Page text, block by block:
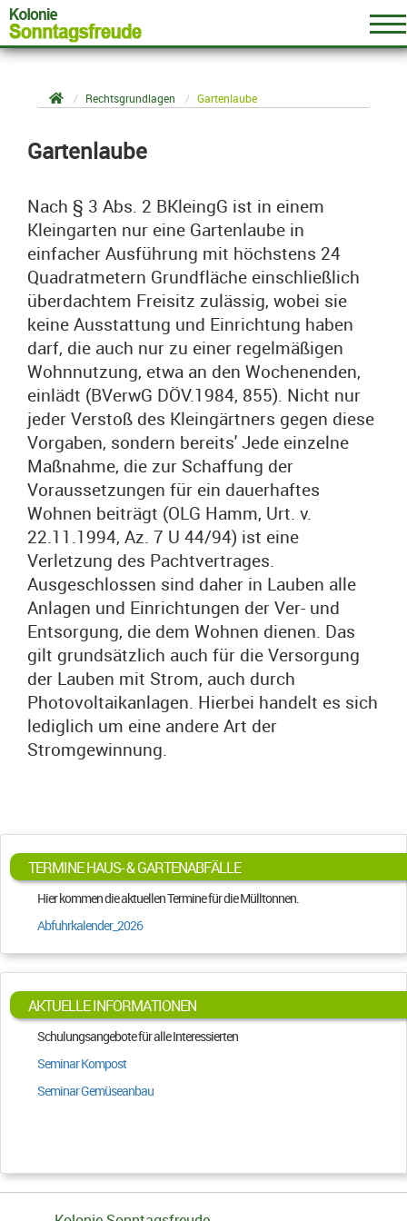
Pflicht des Kleingärtners zur kleingärtnerischen Nutzung
Kündigung durch Verpächter oder Pächter
KGA Sonntagsfreude
info@sonntagsfreude.de
vCard speichern
Rechtsgrundlagen Gartenlaube
Gartenlaube
Nach § 3 Abs. 2 BKleingG ist in einem
Kleingarten nur eine Gartenlaube in
einfacher Ausführung mit höchstens 24
Quadratmetern Grundfläche einschließlich
überdachtem Freisitz zulässig, wobei sie
keine Ausstattung und Einrichtung haben
darf, die auch nur zu einer regelmäßigen
Wohnnutzung, etwa an den Wochenenden,
einlädt (BVerwG DÖV.1984, 855). Nicht nur
jeder Verstoß des Kleingärtners gegen diese
Vorgaben, sondern bereits' Jede einzelne
Maßnahme, die zur Schaffung der
Voraussetzungen für ein dauerhaftes
Wohnen beiträgt (OLG Hamm, Urt. v.
22.11.1994, Az. 7 U 44/94) ist eine
Verletzung des Pachtvertrages.
Ausgeschlossen sind daher in Lauben alle
Anlagen und Einrichtungen der Ver- und
Entsorgung, die dem Wohnen dienen. Das
gilt grundsätzlich auch für die Versorgung
der Lauben mit Strom, auch durch
Photovoltaikanlagen. Hierbei handelt es sich
lediglich um eine andere Art der
Stromgewinnung.
TERMINE HAUS- & GARTENABFÄLLE
Hier kommen die aktuellen Termine für die Mülltonnen.
Abfuhrkalender_2026
AKTUELLE INFORMATIONEN
Schulungsangebote für alle Interessierten
Seminar Kompost
Seminar Gemüseanbau